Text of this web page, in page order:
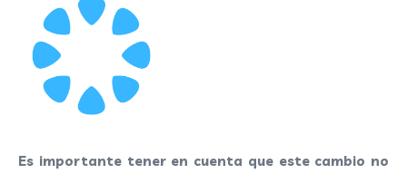
Es importante tener en cuenta que este cambio no